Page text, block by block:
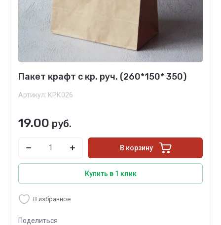
Пакет крафт с кр. руч. (260*150* 350)
Артикул: КРК026
19.00 руб.
В корзину
Купить в 1 клик
В избранное
Поделиться